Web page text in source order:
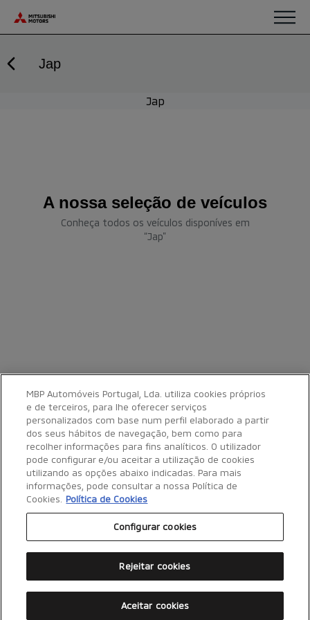
Jap
Jap
A nossa seleção de veículos
Conheça todos os veículos disponíves em
“Jap”
Política de Privacidade
MBP Automóveis Portugal, Lda. utiliza cookies próprios
e de terceiros, para lhe oferecer serviços
personalizados com base num perfil elaborado a partir
dos seus hábitos de navegação, bem como para
recolher informações para fins analíticos. O utilizador
pode configurar e/ou aceitar a utilização de cookies
utilizando as opções abaixo indicadas. Para mais
informações, pode consultar a nossa Política de
Cookies. Política de Cookies
Configurar cookies
Rejeitar cookies
Aceitar cookies